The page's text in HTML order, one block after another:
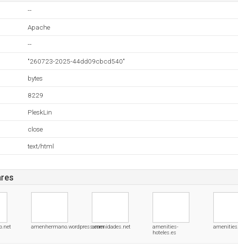
--
Apache
--
"260723-2025-44dd09cbcd540"
bytes
8229
PleskLin
close
text/html
amenhermano.wordpress.comamenidades.net
amenities-
hoteles.es